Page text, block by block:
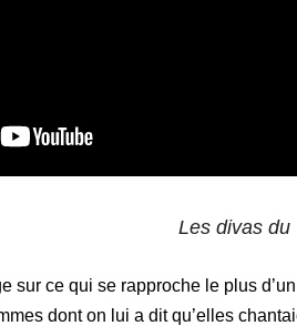
Les divas du
sur ce qui se rapproche le plus
dont on lui a dit qu’elles